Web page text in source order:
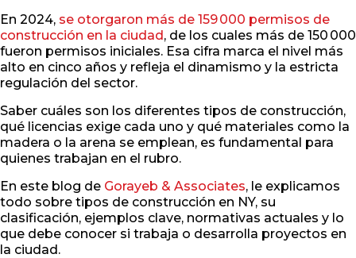
En 2024, se otorgaron más de 159 000 permisos de
construcción en la ciudad, de los cuales más de 150 000
fueron permisos iniciales. Esa cifra marca el nivel más
alto en cinco años y refleja el dinamismo y la estricta
regulación del sector.
Saber cuáles son los diferentes tipos de construcción,
qué licencias exige cada uno y qué materiales como la
madera o la arena se emplean, es fundamental para
quienes trabajan en el rubro.
En este blog de Gorayeb & Associates, le explicamos
todo sobre tipos de construcción en NY, su
clasificación, ejemplos clave, normativas actuales y lo
que debe conocer si trabaja o desarrolla proyectos en
la ciudad.